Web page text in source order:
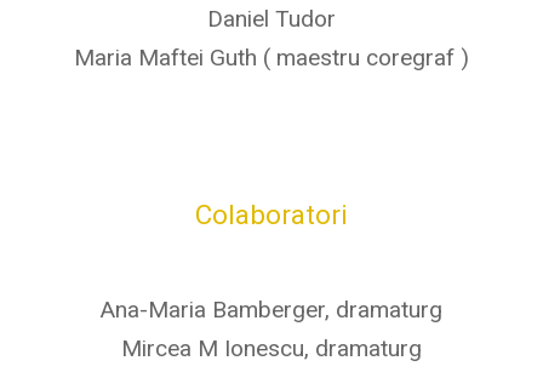
Daniel Tudor
Maria Maftei Guth ( maestru coregraf )
Colaboratori
Ana-Maria Bamberger, dramaturg
Mircea M Ionescu, dramaturg